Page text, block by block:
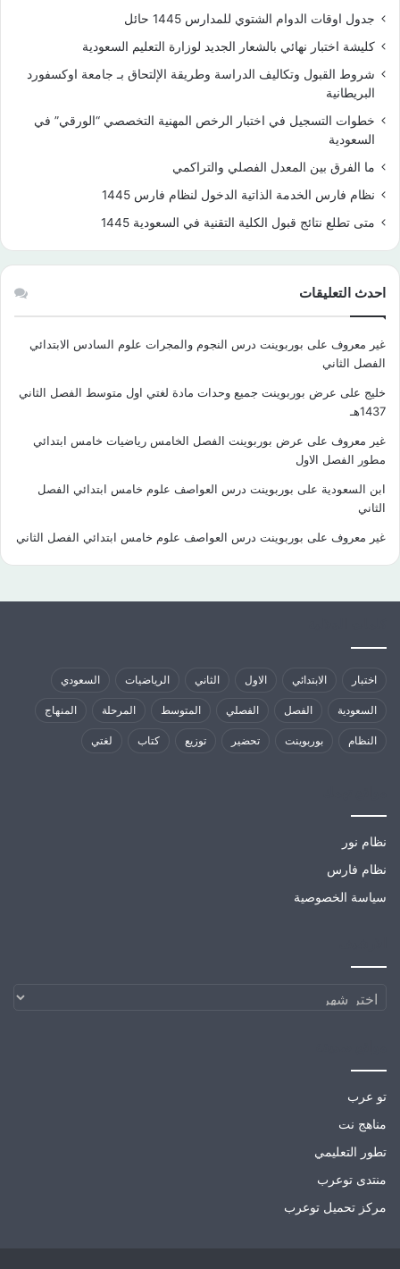
جدول اوقات الدوام الشتوي للمدارس 1445 حائل
كليشة اختبار نهائي بالشعار الجديد لوزارة التعليم السعودية
شروط القبول وتكاليف الدراسة وطريقة الإلتحاق بـ جامعة اوكسفورد
البريطانية
خطوات التسجيل في اختبار الرخص المهنية التخصصي “الورقي” في
السعودية
ما الفرق بين المعدل الفصلي والتراكمي
نظام فارس الخدمة الذاتية الدخول لنظام فارس 1445
متى تطلع نتائج قبول الكلية التقنية في السعودية 1445
احدث التعليقات
غير معروف على بوربوينت درس النجوم والمجرات علوم السادس الابتدائي
الفصل الثاني
خليج على عرض بوربوينت جميع وحدات مادة لغتي اول متوسط الفصل الثاني
1437هـ
غير معروف على عرض بوربوينت الفصل الخامس رياضيات خامس ابتدائي
مطور الفصل الاول
ابن السعودية على بوربوينت درس العواصف علوم خامس ابتدائي الفصل
الثاني
غير معروف على بوربوينت درس العواصف علوم خامس ابتدائي الفصل الثاني
اختبار الابتدائي الاول الثاني الرياضيات السعودي
السعودية الفصل الفصلي المتوسط المرحلة المنهاج
النظام بوربوينت تحضير توزيع كتاب لغتي
نظام نور
نظام فارس
سياسة الخصوصية
الارشيف
تو عرب
مناهج نت
تطور التعليمي
منتدى توعرب
مركز تحميل توعرب